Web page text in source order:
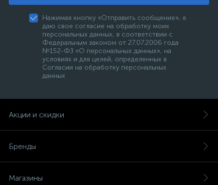
Нажимая кнопку «Отправить сообщение», я
даю свое согласие на обработку моих
персональных данных, в соответствии с
Федеральным законом от 27.07.2006 года
№152-ФЗ «О персональных данных», на
условиях и для целей, определенных в
Согласии на обработку персональных
данных
Акции и скидки
Бренды
Магазины